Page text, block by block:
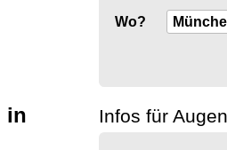
in
Wo?
Infos für